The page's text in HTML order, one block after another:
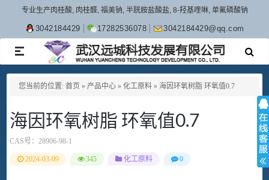
专业生产肉桂酸, 肉桂醛, 福美钠, 半胱胺盐酸盐, 8-羟基喹啉, 单氟磷酸钠
3042184429 17282536078 3042184429@qq.com
TOGGLE
NAVIGATION
您当前的位置: 首页 » 产品中心 » 化工原料 » 海因环氧树脂 环氧值0.7
海因环氧树脂 环氧值0.7
CAS号： 28906-98-1
2024-03-09 345 化工原料 0